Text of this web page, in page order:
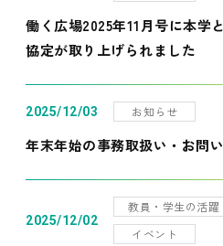
働く広場2025年11月号に本学
協定が取り上げられました
2025/12/03 お知らせ
年末年始の事務取扱い・お問
2025/12/02
教員・学生の活躍
イベント